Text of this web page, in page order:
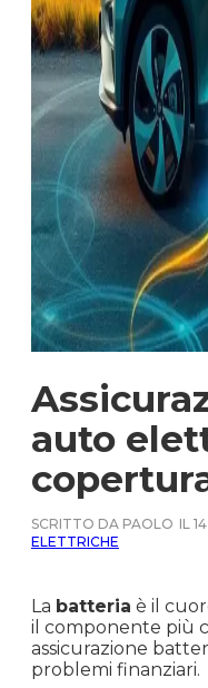
auto
SCRITTO DA PAOLO IL
ELETTRICHE
La batteria è il
il componente più
assicurazione
problemi finanziari.